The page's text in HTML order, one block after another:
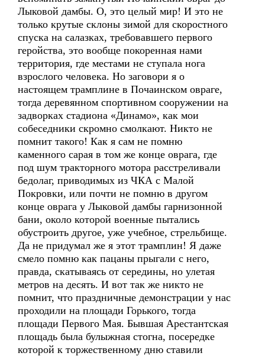
Лыковой дамбы. О, это целый мир! И это не
только крутые склоны зимой для скоростного
спуска на салазках, требовавшего первого
геройства, это вообще покоренная нами
территория, где местами не ступала нога
взрослого человека. Но заговори я о
настоящем трамплине в Почаинском овраге,
тогда деревянном спортивном сооружении на
задворках стадиона «Динамо», как мои
собеседники скромно смолкают. Никто не
помнит такого! Как я сам не помню
каменного сарая в том же конце оврага, где
под шум тракторного мотора расстреливали
бедолаг, приводимых из ЧКА с Малой
Покровки, или почти не помню в другом
конце оврага у Лыковой дамбы гарнизонной
бани, около которой военные пытались
обустроить другое, уже учебное, стрельбище.
Да не придумал же я этот трамплин! Я даже
смело помню как пацаны прыгали с него,
правда, скатываясь от середины, но улетая
метров на десять. И вот так же никто не
помнит, что праздничные демонстрации у нас
проходили на площади Горького, тогда
площади Первого Мая. Бывшая Арестантская
площадь была булыжная стогна, посередке
которой к торжественному дню ставили